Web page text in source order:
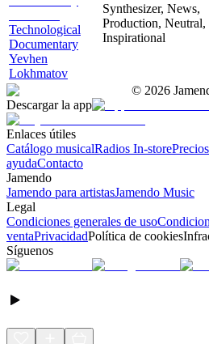
Technological
Documentary
Yevhen
Lokhmatov
Synthesizer, News,
Production, Neutral,
Inspirational
© 2026
Descargar la app
Enlaces útiles
Catálogo musicalRadios In-storePrecios
ayudaContacto
Jamendo
Jamendo para artistasJamendo Music
Legal
Condiciones generales de uso
ventaPrivacidadPolítica de cookies
Síguenos